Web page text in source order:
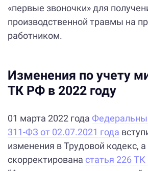
«первые звоночки» для
производственной травмы на
работником.
Изменения по учету
ТК РФ в 2022 году
01 марта 2022 года
311-ФЗ от 02.07.2021 года
изменения в Трудовой кодекс,
скорректирована статья 226